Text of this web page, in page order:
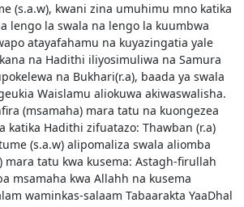
(s.a.w), kwani zina umuhimu mno katika
lengo la swala na lengo la kuumbwa
atayafahamu na kuyazingatia yale
na Hadithi iliyosimuliwa na Samura
na Bukhari(r.a), baada ya swala
Waislamu aliokuwa akiwaswalisha.
(msamaha) mara tatu na kuongezea
katika Hadithi zifuatazo: Thawban (r.a)
(s.a.w) alipomaliza swala aliomba
mara tatu kwa kusema: Astagh-firullah
msamaha kwa Allahh na kusema
waminkas-salaam Tabaarakta YaaDhal